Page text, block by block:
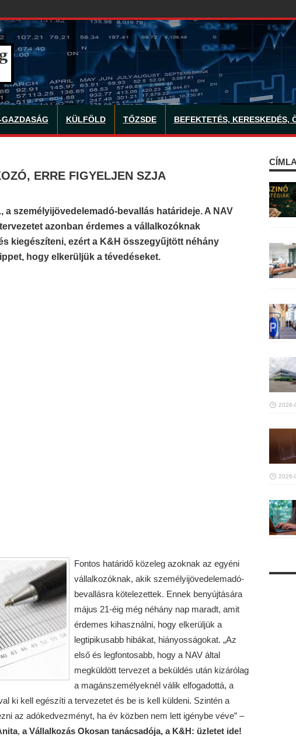
KÜLFÖLD TŐZSDE BEFEKTETÉS, KERESKEDÉS,
ERRE FIGYELJEN SZJA
a személyijövedelemadó-bevallás határideje. A NAV
azonban érdemes a vállalkozóknak
kiegészíteni, ezért a K&H összegyűjtött néhány
hogy elkerüljük a tévedéseket.
Fontos határidő közeleg azoknak az egyéni
vállalkozóknak, akik személyijövedelemadó-
bevallásra kötelezettek. Ennek benyújtására
május 21-éig még néhány nap maradt, amit
érdemes kihasználni, hogy elkerüljük a
legtipikusabb hibákat, hiányosságokat. „Az
első és legfontosabb, hogy a NAV által
megküldött tervezet a beküldés után kizárólag
a magánszemélyeknél válik elfogadottá, a
ki kell egészíti a tervezetet és be is kell küldeni. Szintén a
az adókedvezményt, ha év közben nem lett igénybe véve” –
, a Vállalkozás Okosan tanácsadója, a K&H: üzletet ide!
2026-
2026-